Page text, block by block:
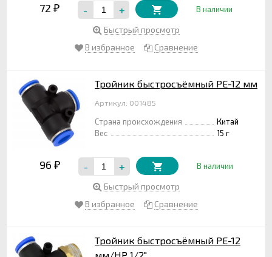
72 ₽ - + В наличии
Быстрый просмотр
В избранное
Сравнение
Тройник быстросъёмный PE-12 мм
Артикул: 001485
Страна происхождения
Китай
Вес
15 г
96 ₽ - + В наличии
Быстрый просмотр
В избранное
Сравнение
Тройник быстросъёмный PE-12